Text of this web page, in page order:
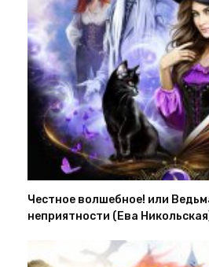
Честное волшебное! или
неприятности (Ева